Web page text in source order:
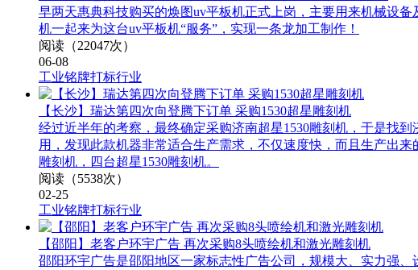
早两天惠典科技购买的焕图uv平板机正式上岗，主要用来机械设
机一起来为这台uv平板机“服务”，实现一条龙加工制作！
阅读（22047次）
06-08
工业铭牌打标行业
【长沙】瑞达第四次向登腾下订单 采购1530超星雕刻机
经过近半年的考察，最终确定采购济南超星1530雕刻机，于是找
用，发现此款机器非常适合生产需求，不仅速度快，而且生产出
雕刻机，四台超星1530雕刻机。
阅读（5538次）
02-25
工业铭牌打标行业
【邵阳】老客户环宇广告 再次采购8头喷绘机和激光雕刻机
邵阳环宇广告是邵阳地区一家标志性广告公司，规模大、实力强